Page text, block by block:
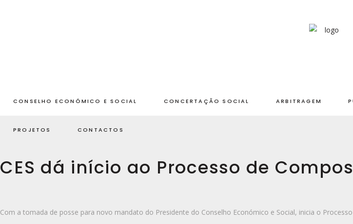
CONSELHO ECONÓMICO E SOCIAL CONCERTAÇÃO SOCIAL ARBITRAGEM
PROJETOS CONTACTOS
CES dá início ao Processo de
Com a tomada de posse para novo mandato do Presidente do Conselho Económico e Social, inicia o